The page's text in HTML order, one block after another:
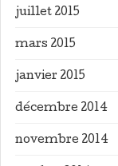
juillet 2015
mars 2015
janvier 2015
décembre 2014
novembre 2014